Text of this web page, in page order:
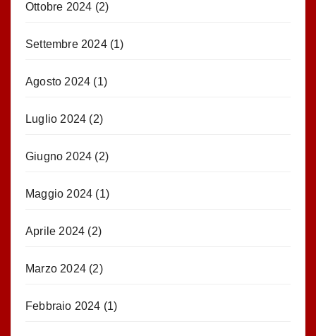
Ottobre 2024 (2)
Settembre 2024(1)
Agosto 2024 (1)
Luglio 2024 (2)
Giugno 2024 (2)
Maggio 2024 (1)
Aprile 2024 (2)
Marzo 2024 (2)
Febbraio 2024 (1)